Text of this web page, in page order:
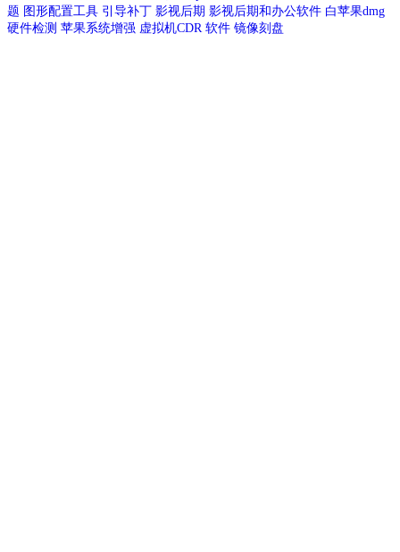
题 图形配置工具 引导补丁 影视后期 影视后期和办公软件 白苹果dmg
硬件检测 苹果系统增强 虚拟机CDR 软件 镜像刻盘